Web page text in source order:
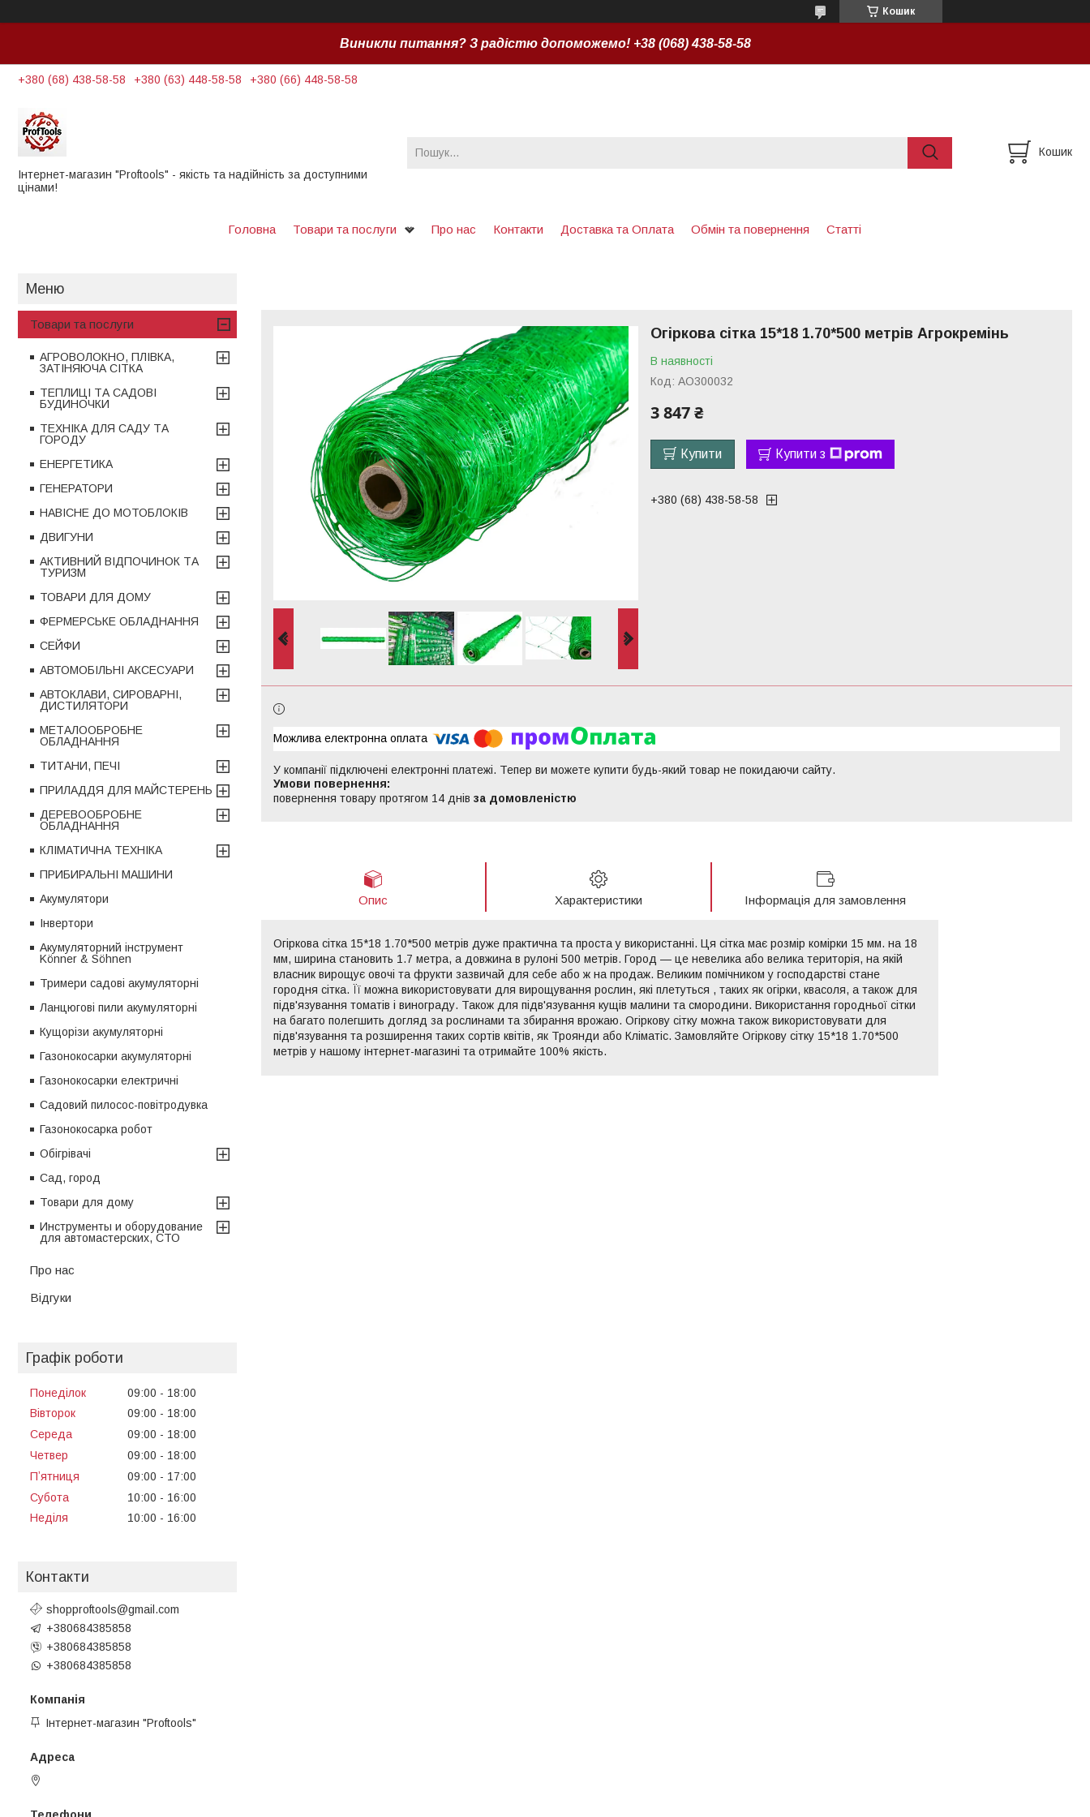
Кошик
Виникли питання? З радістю допоможемо! +38 (068) 438-58-58
+380 (68) 438-58-58 +380 (63) 448-58-58 +380 (66) 448-58-58
Інтернет-магазин "Proftools" - якість та надійність за доступними
цінами!
Кошик
Головна Товари та послуги Про нас Контакти Доставка та Оплата Обмін та повернення Статті
Огіркова сітка 15*18 1.70*500 метрів Агрокремінь
В наявності
Код: АО300032
3 847 ₴
Купити Купити з
+380 (68) 438-58-58
У компанії підключені електронні платежі. Тепер ви можете купити будь-який товар не покидаючи сайту.
повернення товару протягом 14 днів за домовленістю
Опис Характеристики Інформація для замовлення
Огіркова сітка 15*18 1.70*500 метрів дуже практична та проста у використанні. Ця сітка має розмір комірки 15 мм. на 18
мм, ширина становить 1.7 метра, а довжина в рулоні 500 метрів. Город — це невелика або велика територія, на якій
власник вирощує овочі та фрукти зазвичай для себе або ж на продаж. Великим помічником у господарстві стане
городня сітка. Її можна використовувати для вирощування рослин, які плетуться , таких як огірки, квасоля, а також для
підв'язування томатів і винограду. Також для підв'язування кущів малини та смородини. Використання городньої сітки
на багато полегшить догляд за рослинами та збирання врожаю. Огіркову сітку можна також використовувати для
підв'язування та розширення таких сортів квітів, як Троянди або Кліматіс. Замовляйте Огіркову сітку 15*18 1.70*500
метрів у нашому інтернет-магазині та отримайте 100% якість.
Товари та послуги
АГРОВОЛОКНО, ПЛІВКА,
ЗАТІНЯЮЧА СІТКА
ТЕПЛИЦІ ТА САДОВІ
БУДИНОЧКИ
ТЕХНІКА ДЛЯ САДУ ТА
ГОРОДУ
ЕНЕРГЕТИКА
ГЕНЕРАТОРИ
НАВІСНЕ ДО МОТОБЛОКІВ
ДВИГУНИ
АКТИВНИЙ ВІДПОЧИНОК ТА
ТУРИЗМ
ТОВАРИ ДЛЯ ДОМУ
ФЕРМЕРСЬКЕ ОБЛАДНАННЯ
СЕЙФИ
АВТОМОБІЛЬНІ АКСЕСУАРИ
АВТОКЛАВИ, СИРОВАРНІ,
ДИСТИЛЯТОРИ
МЕТАЛООБРОБНЕ
ОБЛАДНАННЯ
ТИТАНИ, ПЕЧІ
ПРИЛАДДЯ ДЛЯ МАЙСТЕРЕНЬ
ДЕРЕВООБРОБНЕ
ОБЛАДНАННЯ
КЛІМАТИЧНА ТЕХНІКА
ПРИБИРАЛЬНІ МАШИНИ
Акумулятори
Інвертори
Акумуляторний інструмент
Könner & Söhnen
Тримери садові акумуляторні
Ланцюгові пили акумуляторні
Кущорізи акумуляторні
Газонокосарки акумуляторні
Газонокосарки електричні
Садовий пилосос-повітродувка
Газонокосарка робот
Обігрівачі
Сад, город
Товари для дому
Инструменты и оборудование
для автомастерских, СТО
Про нас
Відгуки
Графік роботи
Понеділок 09:00
18:00
Вівторок
09:00
18:00
Середа
09:00
18:00
Четвер
09:00
18:00
Пʼятниця
09:00
17:00
Субота
10:00
16:00
Неділя
10:00 16:00
Контакти
shopproftools@gmail.com
+380684385858
+380684385858
+380684385858
Інтернет-магазин "Proftools"